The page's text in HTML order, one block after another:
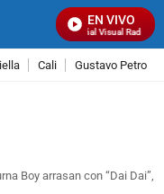
EN VIVO
Señal Visual Radio
Cali Gustavo Petro
Boy arrasan con “Dai Dai”,